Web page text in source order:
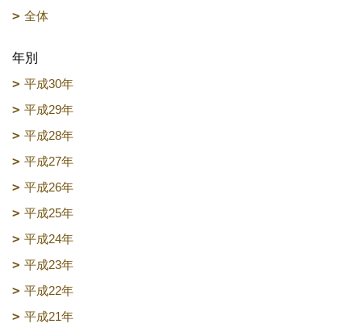
全体
年別
平成30年
平成29年
平成28年
平成27年
平成26年
平成25年
平成24年
平成23年
平成22年
平成21年